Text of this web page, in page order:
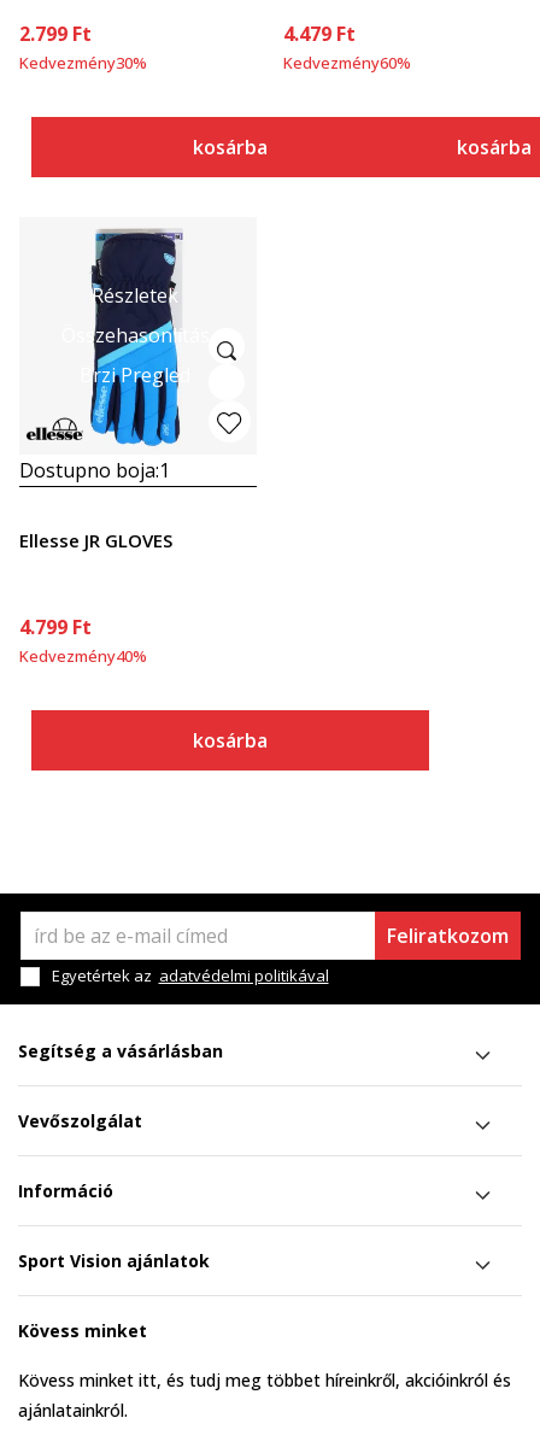
2.799 Ft
Kedvezmény30%
kosárba
4.479 Ft
Kedvezmény60%
kosárba
Részletek
Összehasonlítás
Brzi Pregled
Dostupno boja:1
Ellesse JR GLOVES
4.799 Ft
Kedvezmény40%
kosárba
Feliratkozom
Egyetértek az adatvédelmi politikával
Segítség a vásárlásban
Vevőszolgálat
Információ
Sport Vision ajánlatok
Kövess minket
Kövess minket itt, és tudj meg többet híreinkről, akcióinkról és
ajánlatainkról.